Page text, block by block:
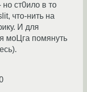
но ст0ило в то
что-нить на
И для
моЦга помянуть